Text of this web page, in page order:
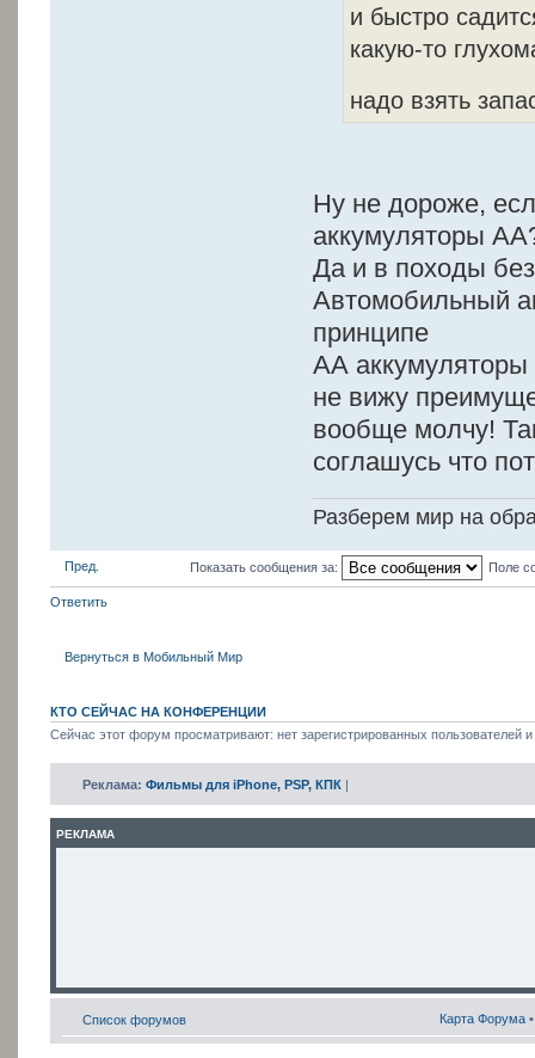
и быстро
какую-то
надо взять
Ну не дороже,
аккумуляторы
Да и в походы
Автомобильный
принципе
АА аккумуляторы
не вижу
вообще молчу!
соглашусь что
Разберем мир на
Пред. Показать сообщения за: Поле
Ответить
Вернуться в Мобильный Мир
КТО СЕЙЧАС НА КОНФЕРЕНЦИИ
Сейчас этот форум просматривают: нет зарегистрированных пользователей и
Реклама: Фильмы для iPhone, PSP, КПК |
РЕКЛАМА
Список форумов Карта Форума